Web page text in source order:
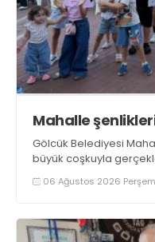
Mahalle
Gölcük Belediyesi
büyük coşkuyla
06 Ağustos 2026